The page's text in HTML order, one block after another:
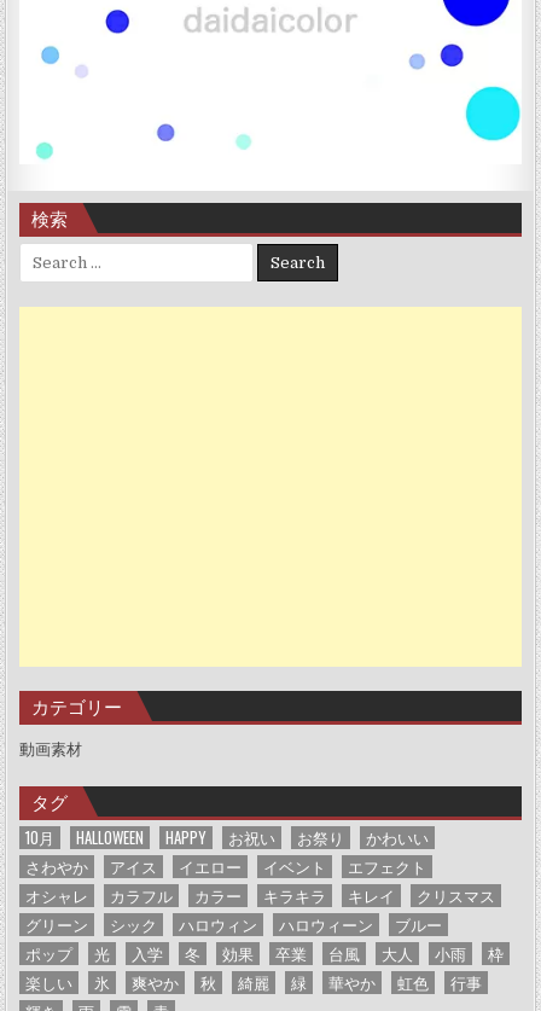
検索
Search for:
カテゴリー
動画素材
タグ
10月 HALLOWEEN HAPPY お祝い お祭り
かわいい
さわやか
アイス イエロー イベント
エフェクト
オシャレ
カラフル カラー キラキラ キレイ
クリスマス
グリーン
シック ハロウィン ハロウィーン
ブルー
ポップ
光 入学 冬 効果 卒業 台風 大人 小雨
枠
楽しい
氷 爽やか 秋 綺麗 緑 華やか 虹色
行事